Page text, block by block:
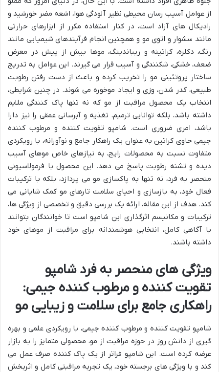
از عوامل آسیب رسان محیطی نظیر آلودگی هوا، اشعه مضر خورشید و
رادیکال های آزاد است، در کنار استفاده مکرر از ابزارهای حرارتی
مانند سشوار و اتوی مو و همچنین انجام فرآیندهای شیمیایی مانند
رنگ، دکلره، کراتینه و ریباندینگ، موها بیش از پیش در معرض
ضعف، خشکی، شکنندگی و آسیب قرار می گیرند. این عوامل به تدریج
ساختار پروتئینی مو را تخریب کرده و باعث از دست رفتن رطوبت
طبیعی، کدر شدن، وزی و ایجاد موخوره می شوند. در چنین شرایطی،
انتخاب یک محصول مراقبت از مو که نه تنها پاک کنندگی ملایم
داشته باشد، بلکه توانایی ترمیم، تغذیه و آبرسانی عمقی را نیز دارا
باشد، امری ضروری است. شامپو تقویت کننده و مرطوب کننده
جیمی حاوی کراتین به عنوان یک راهکار جامع و نوآورانه، با رویکردی
متفاوت نسبت به محصولات رایج، به نیازهای خاص موهای آسیب
دیده و تشنه رطوبت پاسخ می دهد. این محصول با فرمولاسیونی
منحصر به فرد، نه تنها به پاکسازی مو می پردازد، بلکه با ترکیبات
فعال خود، به بازسازی و احیای سلامت تارهای مو کمک شایانی می
کند. هدف از این مقاله، ارائه یک بررسی دقیق و تخصصی از ویژگی ها،
ترکیبات و مکانیسم اثرگذاری این شامپو است تا خوانندگان بتوانند
با آگاهی کامل، انتخابی هوشمندانه برای مراقبت از موهای خود
داشته باشند.
ویژگی های منحصر به فرد شامپو
تقویت کننده و مرطوب کننده جیمی:
راهکاری جامع برای سلامت و زیبایی مو
شامپو تقویت کننده و مرطوب کننده جیمی، با رویکردی علمی و بهره
گیری از دانش روز در حوزه مراقبت از مو، محصولی متمایز را به بازار
عرضه کرده است. این شامپو فراتر از یک پاک کننده صرف عمل می
کند و با ویژگی های برجسته خود، یک تجربه مراقبتی کامل و اثربخش